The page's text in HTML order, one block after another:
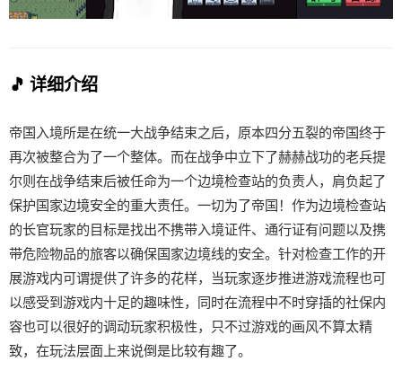
🎵 详细介绍
帝国入境所是在统一大战争结束之后，原本四分五裂的帝国终于
再次被整合为了一个整体。而在战争中立下了赫赫战功的老兵提
尔则在战争结束后被任命为一个边境检查站的负责人，肩负起了
保护国家边境安全的重大责任。一切为了帝国！作为边境检查站
的长官玩家的目标是找出不携带入境证件、通行证有问题以及携
带危险物品的旅客以确保国家边境线的安全。针对检查工作的开
展游戏内可谓提供了许多的花样，当玩家逐步推进游戏流程也可
以感受到游戏内十足的趣味性，同时在流程中不时穿插的社保内
容也可以很好的调动玩家积极性，只不过游戏的画风不算太精
致，在玩法层面上来说倒是比较有趣了。